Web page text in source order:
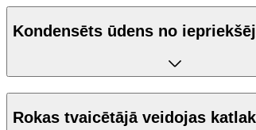
Kondensēts ūdens no
Rokas tvaicētājā veidojas